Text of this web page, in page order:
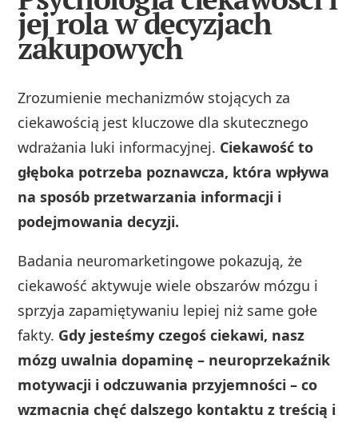
jej rola w decyzjach
zakupowych
Zrozumienie mechanizmów stojących za
ciekawością jest kluczowe dla skutecznego
wdrażania luki informacyjnej. Ciekawość to
głęboka potrzeba poznawcza, która wpływa
na sposób przetwarzania informacji i
podejmowania decyzji.
Badania neuromarketingowe pokazują, że
ciekawość aktywuje wiele obszarów mózgu i
sprzyja zapamiętywaniu lepiej niż same gołe
fakty. Gdy jesteśmy czegoś ciekawi, nasz
mózg uwalnia dopaminę – neuroprzekaźnik
motywacji i odczuwania przyjemności – co
wzmacnia chęć dalszego kontaktu z treścią i